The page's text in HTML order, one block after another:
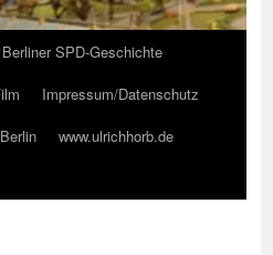
Berliner SPD-Geschichte
Impressum/Datenschutz
www.ulrichhorb.de